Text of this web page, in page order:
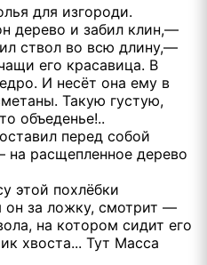
для изгороди.
дерево и забил клин,—
ствол во всю длину,—
его красавица. В
И несёт она ему в
Такую густую,
объеденье!..
перед собой
расщепленное дерево
похлёбки
он за ложку, смотрит —
на котором сидит его
хвоста... Тут Масса